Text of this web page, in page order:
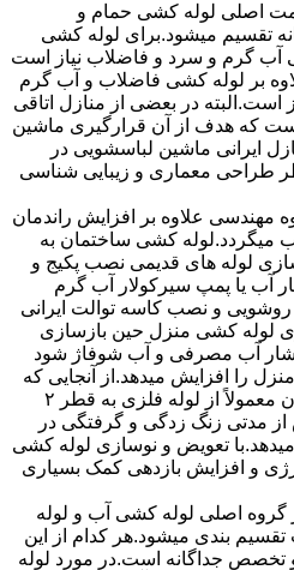
اصلی لوله کشی حمام و
تقسیم میشود.برای لوله کشی
آب گرم و سرد و فاضلاب نیاز است
بر لوله کشی فاضلاب و آب گرم
است.البته در بعضی از منازل اتاقی
است که هدف از آن قرارگیری ماشین
ایرانی ماشین لباسشویی در
طراحی معماری و زیبایی شناسی
مهندسی علاوه بر افزایش راندمان
میگردد.لوله کشی ساختمان به
لوله های قدیمی نصب پکیج و
آب یا پمپ سیرکولار آب گرم
و نصب کاسه توالت ایرانی
لوله کشی منزل حین بازسازی
فشار آب مصرفی و آب شوفاژ شود
را افزایش میدهد.از آنجایی که
برای لوله کشی داخلی ساختمان معمولاً از لوله فلزی به قطر ۲
مدتی زنگ زدگی و گرفتگی در
تعویض و نوسازی لوله کشی
و افزایش بازدهی کمک بسیاری
اصلی لوله کشی آب و لوله
بندی میشود.هر کدام از این
تخصص جداگانه است.در مورد لوله